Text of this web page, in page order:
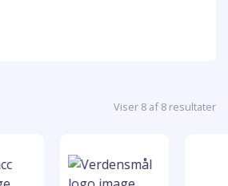
Viser 8 af 8 resultater